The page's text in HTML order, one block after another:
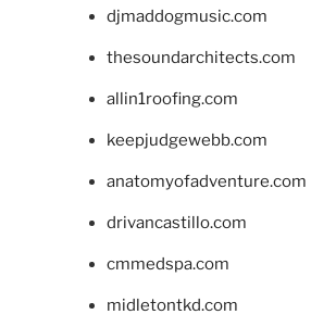
djmaddogmusic.com
thesoundarchitects.com
allin1roofing.com
keepjudgewebb.com
anatomyofadventure.com
drivancastillo.com
cmmedspa.com
midletontkd.com